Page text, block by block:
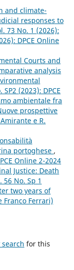
and climate-
responses to
73 No. 1 (2026):
DPCE Online
Courts and
analysis
(2023): DPCE
ambientale fra
prospettive
e R.
portoghese ,
Online 2-2024
Justice: Death
56 No. Sp 1
two years of
Franco Ferrari)
for this